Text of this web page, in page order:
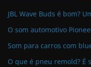
JBL Wave Buds é bom?
O som automotivo
Som para carros com
O que é pneu remold? É